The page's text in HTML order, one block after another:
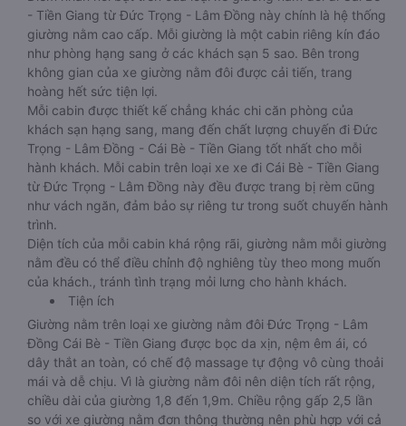
- Tiền Giang từ Đức Trọng - Lâm Đồng này chính là hệ thống
giường nằm cao cấp. Mỗi giường là một cabin riêng kín đáo
như phòng hạng sang ở các khách sạn 5 sao. Bên trong
không gian của xe giường nằm đôi được cải tiến, trang
hoàng hết sức tiện lợi.
Mỗi cabin được thiết kế chẳng khác chi căn phòng của
khách sạn hạng sang, mang đến chất lượng chuyến đi Đức
Trọng - Lâm Đồng - Cái Bè - Tiền Giang tốt nhất cho mỗi
hành khách. Mỗi cabin trên loại xe xe đi Cái Bè - Tiền Giang
từ Đức Trọng - Lâm Đồng này đều được trang bị rèm cũng
như vách ngăn, đảm bảo sự riêng tư trong suốt chuyến hành
trình.
Diện tích của mỗi cabin khá rộng rãi, giường nằm mỗi giường
nằm đều có thể điều chỉnh độ nghiêng tùy theo mong muốn
của khách., tránh tình trạng mỏi lưng cho hành khách.
Tiện ích
Giường nằm trên loại xe giường nằm đôi Đức Trọng - Lâm
Đồng Cái Bè - Tiền Giang được bọc da xịn, nệm êm ái, có
dây thắt an toàn, có chế độ massage tự động vô cùng thoải
mái và dễ chịu. Vì là giường nằm đôi nên diện tích rất rộng,
chiều dài của giường 1,8 đến 1,9m. Chiều rộng gấp 2,5 lần
so với xe giường nằm đơn thông thường nên phù hợp với cả